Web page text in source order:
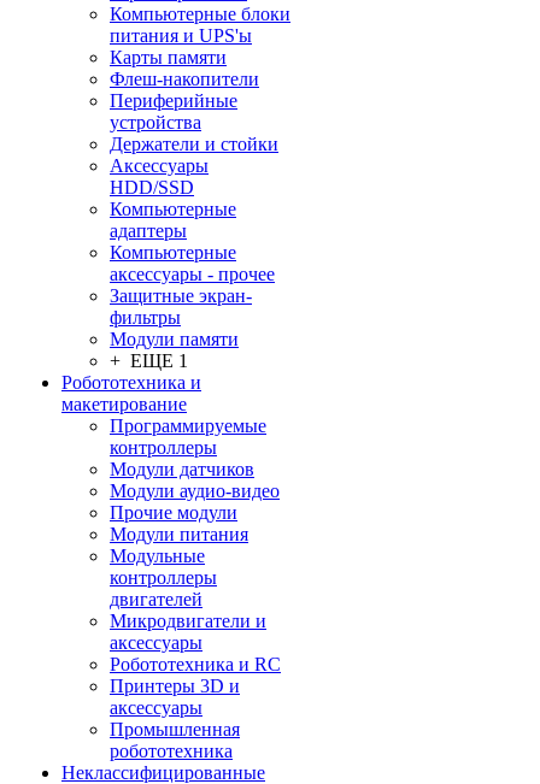
Компьютерные блоки
питания и UPS'ы
Карты памяти
Флеш-накопители
Периферийные
устройства
Держатели и стойки
Аксессуары
HDD/SSD
Компьютерные
адаптеры
Компьютерные
аксессуары - прочее
Защитные экран-
фильтры
Модули памяти
+ ЕЩЕ 1
Робототехника и
макетирование
Программируемые
контроллеры
Модули датчиков
Модули аудио-видео
Прочие модули
Модули питания
Модульные
контроллеры
двигателей
Микродвигатели и
аксессуары
Робототехника и RC
Принтеры 3D и
аксессуары
Промышленная
робототехника
Неклассифицированные